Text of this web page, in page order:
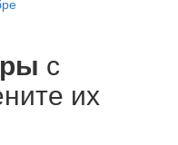
с
их